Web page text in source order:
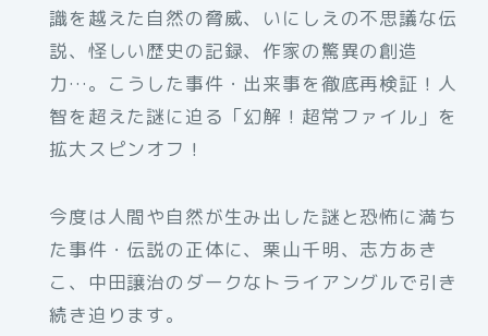
識を越えた自然の脅威、いにしえの不思議な伝
説、怪しい歴史の記録、作家の驚異の創造
力…。こうした事件・出来事を徹底再検証！人
智を超えた謎に迫る「幻解！超常ファイル」を
拡大スピンオフ！
今度は人間や自然が生み出した謎と恐怖に満ち
た事件・伝説の正体に、栗山千明、志方あき
こ、中田譲治のダークなトライアングルで引き
続き迫ります。